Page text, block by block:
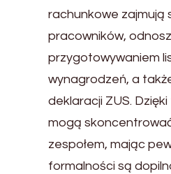
rachunkowe zajmują
pracowników,
przygotowywaniem
wynagrodzeń, a
deklaracji ZUS.
mogą
zespołem, mając
formalności są